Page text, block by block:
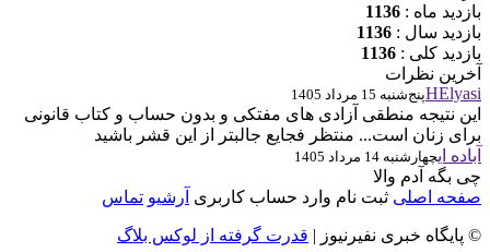
بازدید ماه : 1136
بازدید سال : 1136
بازدید کلی : 1136
آخرین نظرات
HElyasiپنج‌شنبه 15 مرداد 1405
این نتیجه منطقی آزادی های مفتکی و بدون حساب و کتاب قانونی
برای زنان است... منتظر فجایع جالبتر از این قشر باشید
آباده ایچهارشنبه 14 مرداد 1405
چی بگه آدم والا
صفحه اصلی ثبت‌ نام وارد حساب کاربری آرشیو تماس
© پایگاه خبری نفیرنیوز | قدرت گرفته از لوکس بلاگ